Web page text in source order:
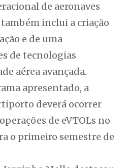
de aeronaves
inclui a criação
e de uma
de tecnologias
aérea avançada.
apresentado, a
deverá ocorrer
de eVTOLs no
o primeiro semestre de